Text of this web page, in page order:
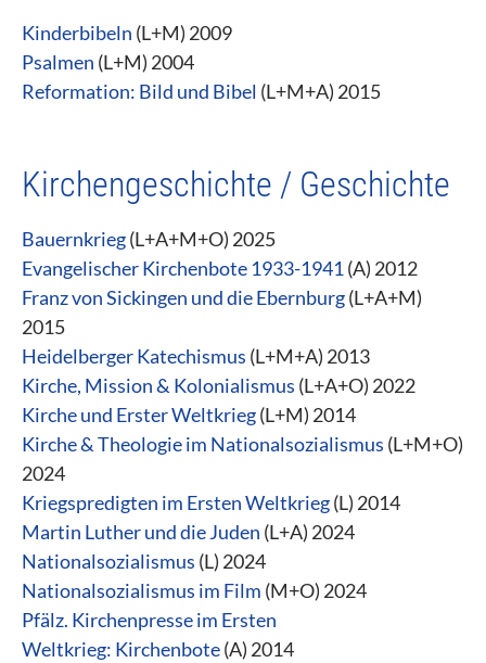
Kinderbibeln (L+M) 2009
Psalmen (L+M) 2004
Reformation: Bild und Bibel (L+M+A) 2015
Kirchengeschichte / Geschichte
Bauernkrieg(L+A+M+O) 2025
Evangelischer Kirchenbote 1933-1941 (A) 2012
Franz von Sickingen und die Ebernburg(L+A+M)
2015
Heidelberger Katechismus (L+M+A) 2013
Kirche, Mission & Kolonialismus (L+A+O) 2022
Kirche und Erster Weltkrieg(L+M) 2014
Kirche & Theologie im Nationalsozialismus (L+M+O)
2024
Kriegspredigten im Ersten Weltkrieg(L) 2014
Martin Luther und die Juden (L+A) 2024
Nationalsozialismus (L) 2024
Nationalsozialismus im Film (M+O) 2024
Pfälz. Kirchenpresse im Ersten
Weltkrieg: Kirchenbote(A) 2014